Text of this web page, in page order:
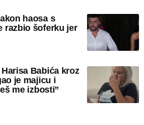
haosa s
razbio šoferku jer
Babića kroz
je majicu i
me izbosti”